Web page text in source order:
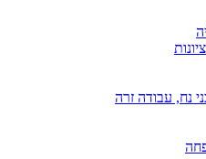
נח, עבודה זרה